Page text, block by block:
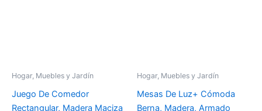
Hogar, Muebles y Jardín
Juego De Comedor
Rectangular, Madera Maciza
Hogar, Muebles y Jardín
Mesas De Luz+ Cómoda
Berna, Madera, Armado